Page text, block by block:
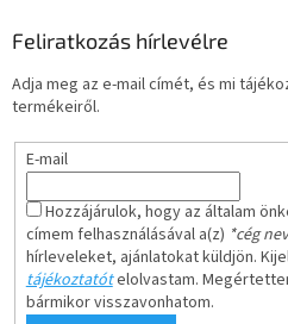
Feliratkozás hírlevélre
Adja meg az e-mail címét, és mi
termékeiről.
E-mail
Hozzájárulok, hogy az általam
címem felhasználásával a(z) *cég
hírleveleket, ajánlatokat küldjön.
tájékoztatótelolvastam.
bármikor visszavonhatom.